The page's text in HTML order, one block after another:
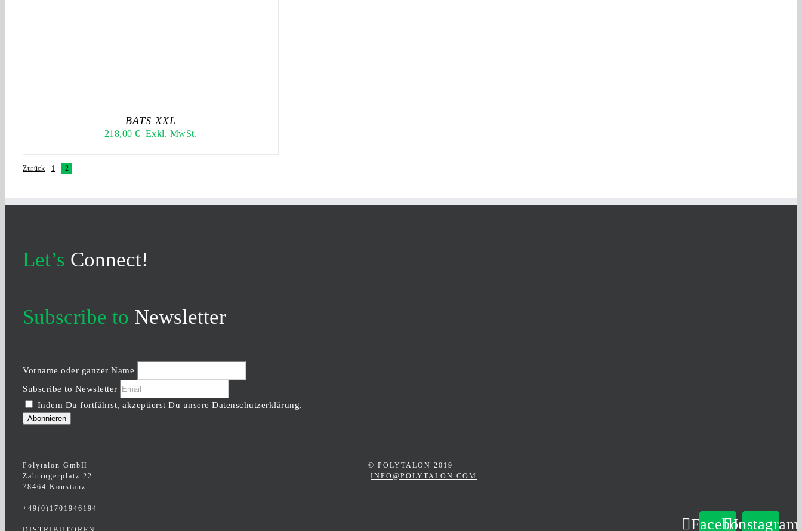
BATS XXL
218,00€ Exkl. MwSt.
Zurück 1 2
Let’s Connect!
Subscribe to Newsletter
Vorname oder ganzer Name
Subscribe to Newsletter
Indem Du fortfährst, akzeptierst Du unsere Datenschutzerklärung.
Polytalon GmbH
Zähringerplatz 22
78464 Konstanz
+49(0)1701946194
© POLYTALON 2019
INFO@POLYTALON.COM
FacebookInstagram